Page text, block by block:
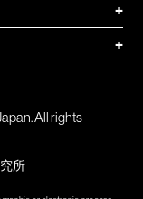
+
+
All rights
所